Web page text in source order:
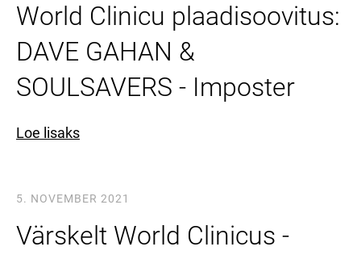
World Clinicu plaadisoovitus:
DAVE GAHAN &
SOULSAVERS - Imposter
Loe lisaks
5. NOVEMBER 2021
Värskelt World Clinicus -